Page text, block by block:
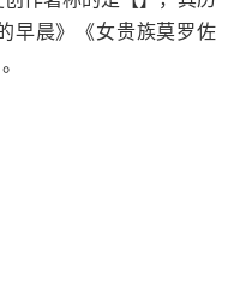
早晨》《女贵族莫罗佐